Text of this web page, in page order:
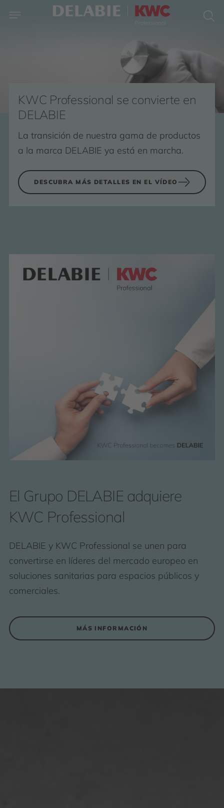
KWC Professional se convierte en
DELABIE
La transición de nuestra gama de productos
a la marca DELABIE ya está en marcha.
DESCUBRA MÁS DETALLES EN EL VÍDEO
El Grupo DELABIE adquiere
KWC Professional
DELABIE y KWC Professional se unen para
convertirse en líderes del mercado europeo en
soluciones sanitarias para espacios públicos y
comerciales.
MÁS INFORMACIÓN